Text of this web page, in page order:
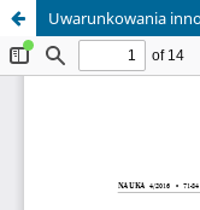
Uwarunkowania